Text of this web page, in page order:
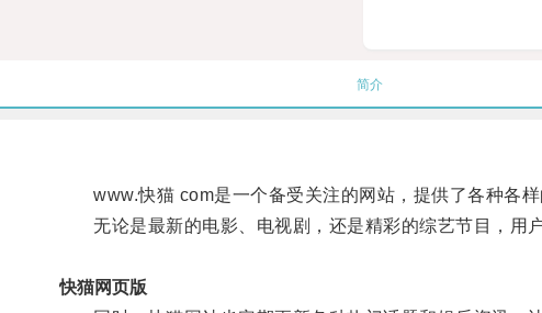
简介
www.快猫 com是一个备受关注的网站，提供了各种各样
无论是最新的电影、电视剧，还是精彩的综艺节目，用户
快猫网页版